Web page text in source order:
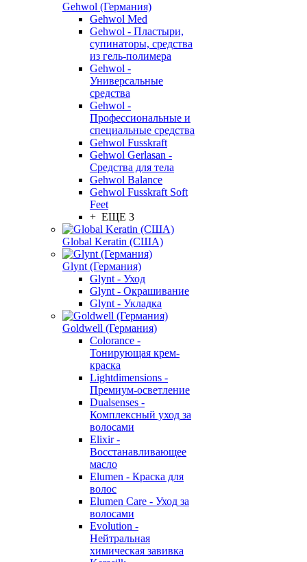
Gehwol (Германия)
Gehwol Med
Gehwol - Пластыри,
супинаторы, средства
из гель-полимера
Gehwol -
Универсальные
средства
Gehwol -
Профессиональные и
специальные средства
Gehwol Fusskraft
Gehwol Gerlasan -
Средства для тела
Gehwol Balance
Gehwol Fusskraft Soft
Feet
+ ЕЩЕ 3
Global Keratin (США)
Glynt (Германия)
Glynt - Уход
Glynt - Окрашивание
Glynt - Укладка
Goldwell (Германия)
Colorance -
Тонирующая крем-
краска
Lightdimensions -
Премиум-осветление
Dualsenses -
Комплексный уход за
волосами
Elixir -
Восстанавливающее
масло
Elumen - Краска для
волос
Elumen Care - Уход за
волосами
Evolution -
Нейтральная
химическая завивка